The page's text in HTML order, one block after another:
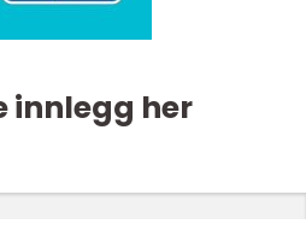
innlegg her